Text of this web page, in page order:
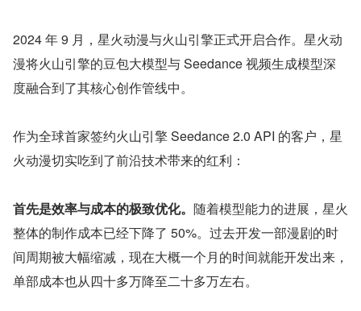
2024 年 9 月，星火动漫与火山引擎正式开启合作。星火动
漫将火山引擎的豆包大模型与 Seedance 视频生成模型深
度融合到了其核心创作管线中。
作为全球首家签约火山引擎 Seedance 2.0 API 的客户，星
火动漫切实吃到了前沿技术带来的红利：
首先是效率与成本的极致优化。 随着模型能力的进展，星火
整体的制作成本已经下降了 50%。过去开发一部漫剧的时
间周期被大幅缩减，现在大概一个月的时间就能开发出来，
单部成本也从四十多万降至二十多万左右。